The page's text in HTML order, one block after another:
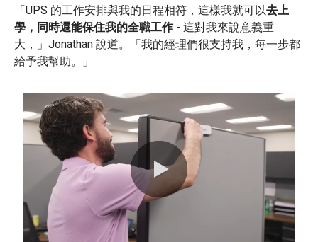
「UPS 的工作安排與我的日程相符，這樣我就可以去上
學，同時還能保住我的全職工作 - 這對我來說意義重
大，」Jonathan 說道。「我的經理們很支持我，每一步都
給予我幫助。」